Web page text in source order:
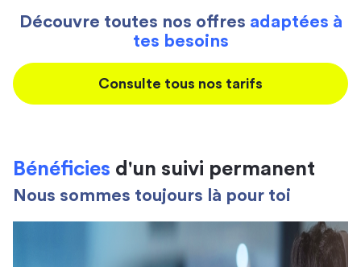
Découvre toutes nos offres adaptées à
tes besoins
Consulte tous nos tarifs
Bénéficies d'un suivi permanent
Nous sommes toujours là pour toi